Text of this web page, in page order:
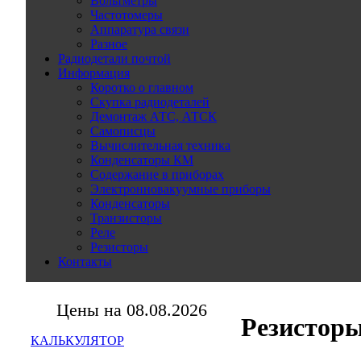
Частотомеры
Аппаратура связи
Разное
Радиодетали почтой
Информация
Коротко о главном
Скупка радиодеталей
Демонтаж АТС, АТСК
Самописцы
Вычислительная техника
Конденсаторы КМ
Содержание в приборах
Электронновакуумные приборы
Конденсаторы
Транзисторы
Реле
Резисторы
Контакты
Цены на 08.08.2026
КАЛЬКУЛЯТОР